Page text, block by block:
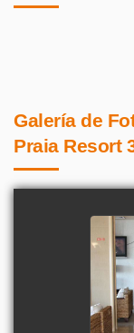
Galería de
Praia Resort